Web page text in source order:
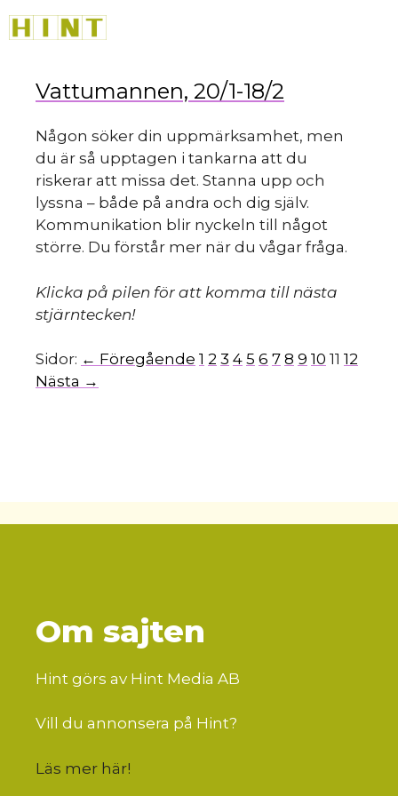
till
Vattumannen, 20/1-18/2
Någon söker din uppmärksamhet, men
du är så upptagen i tankarna att du
riskerar att missa det. Stanna upp och
lyssna – både på andra och dig själv.
Kommunikation blir nyckeln till något
större. Du förstår mer när du vågar fråga.
Klicka på pilen för att komma till nästa
stjärntecken!
Sidor: ← Föregående 1 2 3 4 5 6 7 8 9 10 11 12
Nästa →
Om sajten
Hint görs av Hint Media AB
Vill du annonsera på Hint?
Läs mer här!